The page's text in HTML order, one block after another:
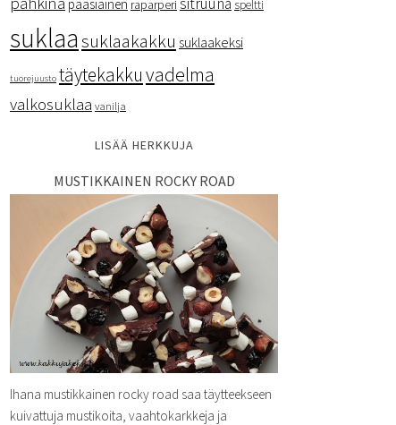
pääsiäinen raparperi speltti
suklaasuklaakakku suklaakeksi
tuorejuusto täytekakkuvadelma
valkosuklaa vanilja
LISÄÄ HERKKUJA
MUSTIKKAINEN ROCKY ROAD
Ihana mustikkainen rocky road saa täytteekseen
kuivattuja mustikoita, vaahtokarkkeja ja